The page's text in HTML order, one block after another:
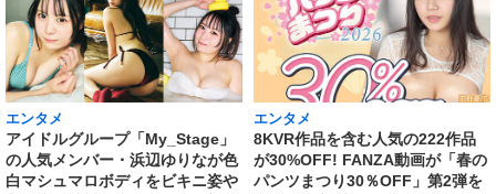
エンタメ
アイドルグループ「My_Stage」
の人気メンバー・浜辺ゆりなが色
白マシュマロボディをビキニ姿や
エンタメ
8KVR作品を含む人気の222作品
が30%OFF! FANZA動画が「春の
パンツまつり30％OFF」第2弾を